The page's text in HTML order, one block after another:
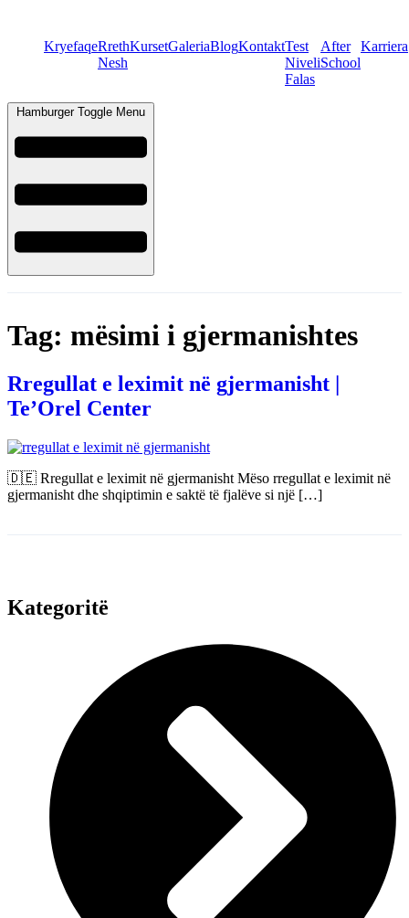
KryefaqeRreth
Nesh
KursetGaleriaBlogKontaktTest
Niveli
Falas
After
School
Karriera
Hamburger Toggle Menu
Tag: mësimi i gjermanishtes
Rregullat e leximit në gjermanisht |
Te’Orel Center
🇩🇪 Rregullat e leximit në gjermanisht Mëso rregullat e leximit në
gjermanisht dhe shqiptimin e saktë të fjalëve si një […]
Kategoritë